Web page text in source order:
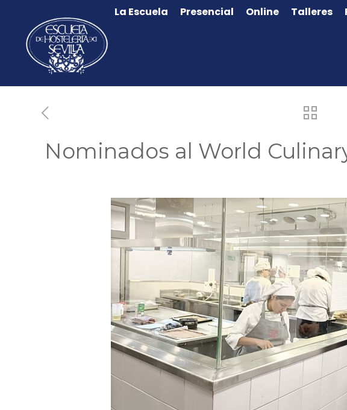
La Escuela Presencial Online Talleres
Nominados al World